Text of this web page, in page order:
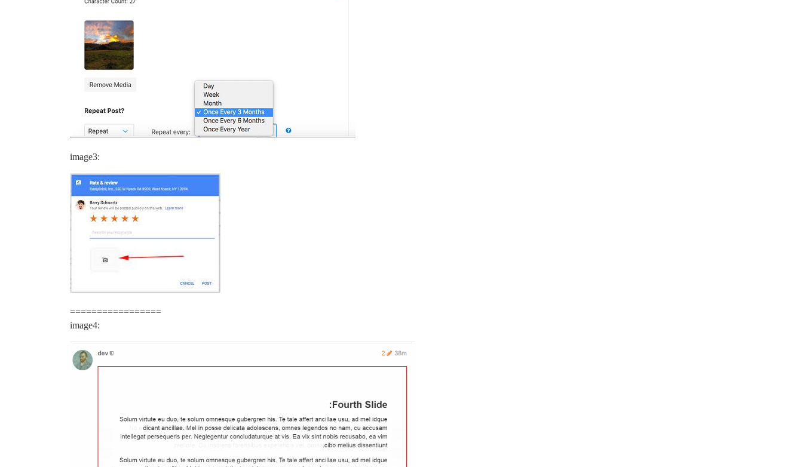
image3:
=================
image4: